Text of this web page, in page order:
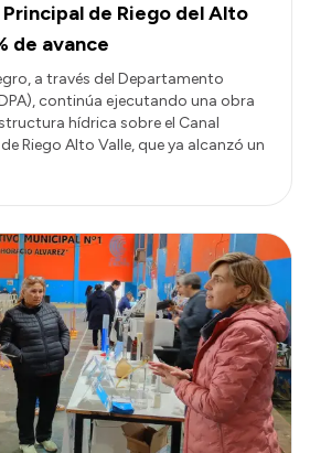
proveedores
de Riego del Alto
de avance
a través del Departamento
continúa ejecutando una obra
hídrica sobre el Canal
Riego Alto Valle, que ya alcanzó un